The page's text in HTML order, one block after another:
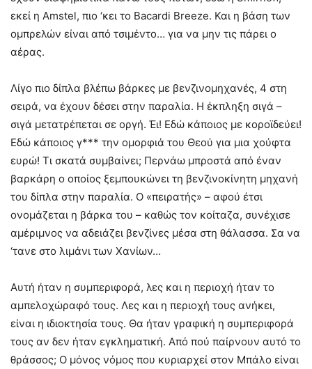
εκεί η Amstel, πιο ‘κει το Bacardi Breeze. Και η βάση των
ομπρελών είναι από τσιμέντο… για να μην τις πάρει ο
αέρας.
Λίγο πιο δίπλα βλέπω βάρκες με βενζινομηχανές, 4 στη
σειρά, να έχουν δέσει στην παραλία. Η έκπληξη σιγά –
σιγά μετατρέπεται σε οργή. Έι! Εδώ κάποιος με κοροϊδεύει!
Εδώ κάποιος γ*** την ομορφιά του Θεού για μια χούφτα
ευρώ! Τι σκατά συμβαίνει; Περνάω μπροστά από έναν
βαρκάρη ο οποίος ξεμπουκώνει τη βενζινοκίνητη μηχανή
του δίπλα στην παραλία. Ο «πειρατής» – αφού έτσι
ονομάζεται η βάρκα του – καθώς τον κοίταζα, συνέχισε
αμέριμνος να αδειάζει βενζίνες μέσα στη θάλασσα. Σα να
‘τανε στο λιμάνι των Χανίων…
Αυτή ήταν η συμπεριφορά, λες και η περιοχή ήταν το
αμπελοχώραφό τους. Λες και η περιοχή τους ανήκει,
είναι η ιδιοκτησία τους. Θα ήταν γραφική η συμπεριφορά
τους αν δεν ήταν εγκληματική. Από πού παίρνουν αυτό το
θράσσος; Ο μόνος νόμος που κυριαρχεί στον Μπάλο είναι